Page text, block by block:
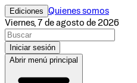
Ediciones Quienes somos
Viernes, 7 de agosto de 2026
Iniciar sesión
Abrir menú principal